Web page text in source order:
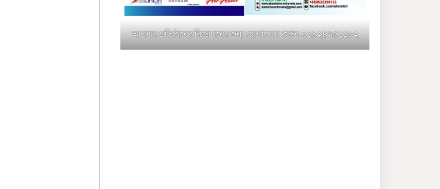
সামিদের কবর জিয়ারত ও পৌর
কমিটির কার্যক্রম শুরু
শহিদুল ইসলাম বাবুলের হাত
আপনার প্রতিষ্ঠানের বিজ্ঞাপনের জন্য যোগাযোগ করুন-০১৯২৪৭৫১১৮২